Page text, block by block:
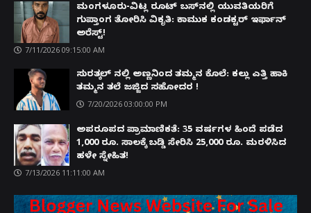
ಮಂಗಳೂರು-ವಿಟ್ಲ ರೂಟ್ ಬಸ್‌ನಲ್ಲಿ ಯುವತಿಯರಿಗೆ
ಗುಪ್ತಾಂಗ ತೋರಿಸಿ ವಿಕೃತಿ: ಕಾಮುಕ ಕಂಡಕ್ಟರ್ ಇರ್ಫಾನ್
ಅರೆಸ್ಟ್!
7/11/2026 09:15:00 AM
ಸುರತ್ಕಲ್ ನಲ್ಲಿ ಅಣ್ಣನಿಂದ ತಮ್ಮನ ಕೊಲೆ: ಕಲ್ಲು ಎತ್ತಿ ಹಾಕಿ
ತಮ್ಮನ ತಲೆ ಜಜ್ಜಿದ ಸಹೋದರ !
7/20/2026 03:00:00 PM
ಅಪರೂಪದ ಪ್ರಾಮಾಣಿಕತೆ: 35 ವರ್ಷಗಳ ಹಿಂದೆ ಪಡೆದ
1,000 ರೂ. ಸಾಲಕ್ಕೆ ಬಡ್ಡಿ ಸೇರಿಸಿ 25,000 ರೂ. ಮರಳಿಸಿದ
ಹಳೇ ಸ್ನೇಹಿತ!
7/13/2026 11:11:00 AM